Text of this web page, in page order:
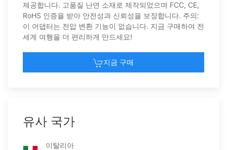
제공합니다. 고품질 난연 소재로 제작되었으며 FCC, CE,
RoHS 인증을 받아 안전성과 신뢰성을 보장합니다. 주의:
이 어댑터는 전압 변환 기능이 없습니다. 지금 구매하여 전
세계 여행을 더 편리하게 만드세요!
지금 구매
유사 국가
이탈리아